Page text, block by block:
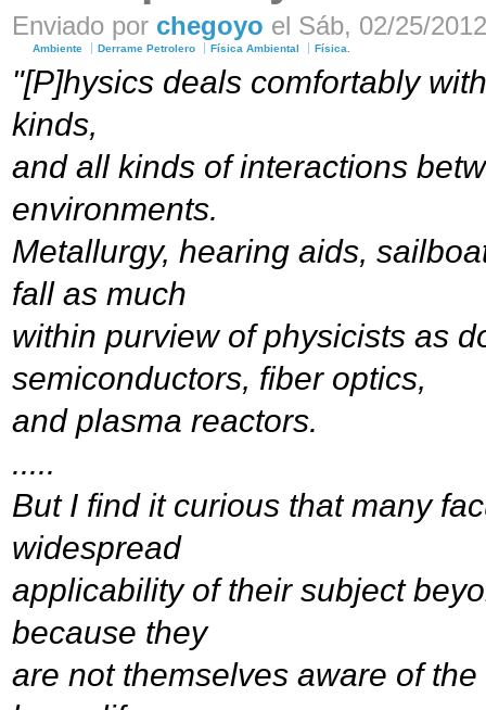
Enviado por chegoyo el Sáb, 02/25/
Ambiente Derrame Petrolero Física Ambiental Física.
"[P]hysics deals comfortably
kinds,
and all kinds of interactions
environments.
Metallurgy, hearing aids,
fall as much
within purview of physicists as
semiconductors, fiber optics,
and plasma reactors.
.....
But I find it curious that many
widespread
applicability of their subject
because they
are not themselves aware of